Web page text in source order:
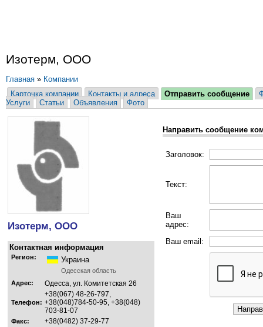
Изотерм, ООО
Главная » Компании
Карточка компании
Контакты и адреса Отправить сообщение
Услуги
Статьи Объявления Фото
Изотерм, ООО
Контактная информация
Регион: Украина
Одесская область
Адрес:
Одесса, ул. Комитетская 26
Телефон:
+38(067) 48-26-797,
+38(048)784-50-95, +38(048)
703-81-07
Факс: +38(0482) 37-29-77
Направить сообщение
Заголовок:
Текст:
Ваш
адрес:
Ваш email: